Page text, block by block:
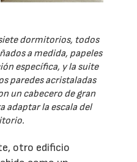
dormitorios, todos
a medida, papeles
específica, y la suite
paredes acristaladas
un cabecero de gran
adaptar la escala del
otro edificio